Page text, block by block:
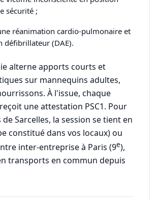
sécurité ;
réanimation cardio-pulmonaire et
défibrillateur (DAE).
alterne apports courts et
sur mannequins adultes,
À l'issue, chaque
une attestation PSC1. Pour
Sarcelles, la session se tient en
constitué dans vos locaux) ou
inter-entreprise à Paris (9e),
transports en commun depuis